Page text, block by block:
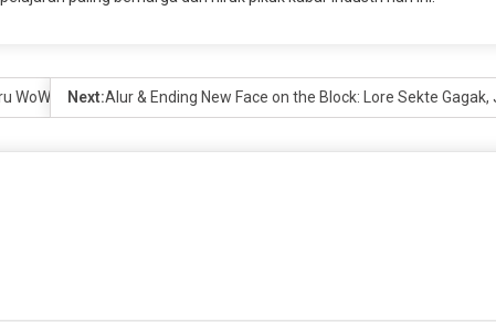
WoW? Next:Alur & Ending New Face on the Block: Lore Sekte Gagak,